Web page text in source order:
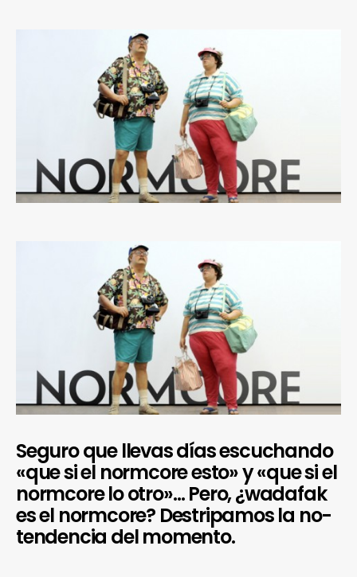
Seguro que llevas días escuchando
«que si el normcore esto» y «que si el
normcore lo otro»… Pero, ¿wadafak
es el normcore? Destripamos la no-
tendencia del momento.